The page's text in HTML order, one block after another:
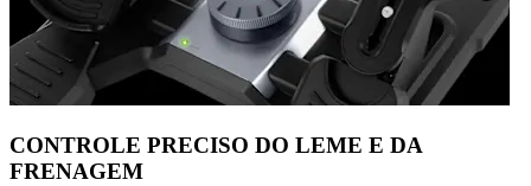
CONTROLE PRECISO DO LEME E DA
FRENAGEM